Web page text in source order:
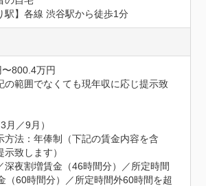
駅】各線 渋谷駅から徒歩1分
800.4万円
範囲でなくても現年収に応じ提示致
月／9月）
方法：年俸制（下記の賃金内容を含
致します）
深夜割増賃金（46時間分）／所定時間
（60時間分）／所定時間外60時間を超